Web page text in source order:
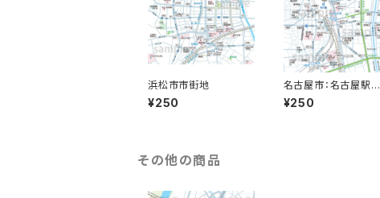
浜松市市街地
¥250
名古屋市：名古屋駅周
辺
¥250
その他の商品